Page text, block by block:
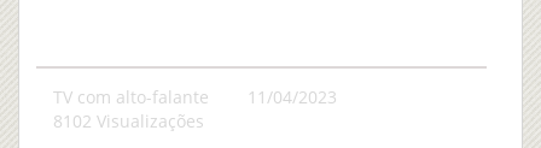
TV com alto-falante
11/04/2023
8102 Visualizações